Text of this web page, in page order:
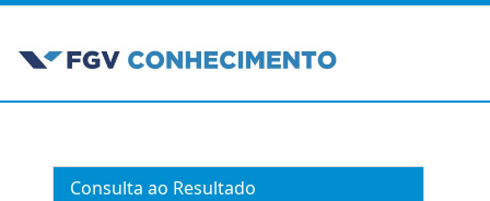
Consulta ao Resultado